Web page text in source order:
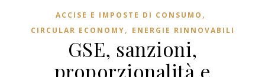
ACCISE E IMPOSTE DI CONSUMO ,
CIRCULAR ECONOMY, ENERGIE RINNOVABILI
GSE, sanzioni,
proporzionalità e